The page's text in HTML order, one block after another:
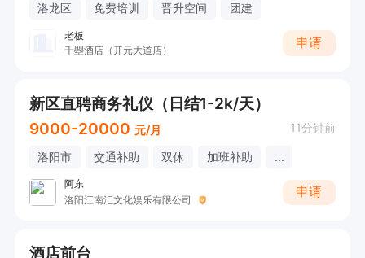
洛龙区 免费培训 晋升空间 团建
老板
千曌酒店（开元大道店）
申请
新区直聘商务礼仪（日结1-2k/天）
9000-20000 元/月 11分钟前
洛阳市 交通补助 双休 加班补助 ...
阿东
洛阳江南汇文化娱乐有限公司
申请
酒店前台